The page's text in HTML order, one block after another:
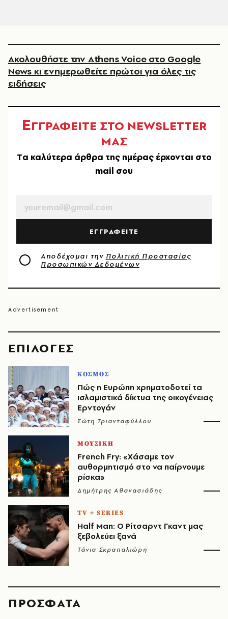
EΠΙΛΟΓΈΣ
ΚΟΣΜΟΣ
Πώς η Ευρώπη χρηματοδοτεί τα
ισλαμιστικά δίκτυα της οικογένειας
Ερντογάν
Σώτη Τριανταφύλλου
ΜΟΥΣΙΚΗ
French Fry: «Χάσαμε τον
αυθορμητισμό στο να παίρνουμε
ρίσκα»
Δημήτρης Αθανασιάδης
TV + SERIES
Half Man: Ο Ρίτσαρντ Γκαντ μας
ξεβολεύει ξανά
Τάνια Σκραπαλιώρη
Ακολουθήστε την Athens Voice στο Google
News κι ενημερωθείτε πρώτοι για όλες τις
ειδήσεις
ΕΓΓΡΑΦΕΙΤΕ ΣΤΟ NEWSLETTER
ΜΑΣ
Tα καλύτερα άρθρα της ημέρας έρχονται στο
mail σου
ΕΓΓΡΑΦΕΙΤΕ
Αποδέχομαι την Πολιτική Προστασίας
Προσωπικών Δεδομένων
ΠΡΟΣΦΑΤΑ